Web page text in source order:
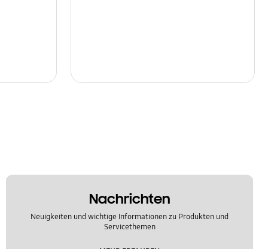
Nachrichten
Neuigkeiten und wichtige Informationen zu Produkten und
Servicethemen